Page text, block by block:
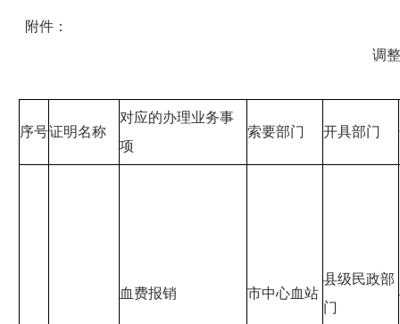
附件：
调
序号证明名称
对应的办理业务事
项
索要部门 开具部门
血费报销 市中心血站
县级民政部
门